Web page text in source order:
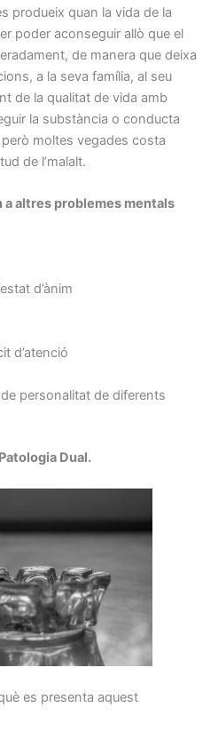
produeix quan la vida de la
poder aconseguir allò que el
de manera que deixa
a la seva família, al seu
de la qualitat de vida amb
la substància o conducta
però moltes vegades costa
de l’malalt.
a altres problemes mentals
d’ànim
d’atenció
personalitat de diferents
Patologia Dual.
es presenta aquest